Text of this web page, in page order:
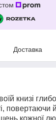
Доставка
книзі
повертаючи
кожної